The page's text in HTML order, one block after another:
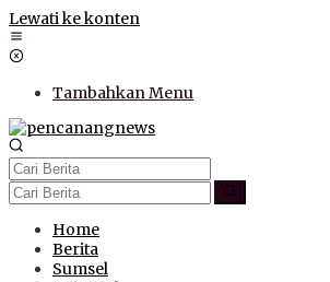
Lewati ke konten
Tambahkan Menu
Home
Berita
Sumsel